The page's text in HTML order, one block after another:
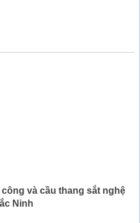
và cầu thang sắt nghệ
Ninh